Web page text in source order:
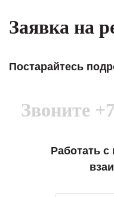
Заявка на
Постарайтесь
Звоните
Работать с